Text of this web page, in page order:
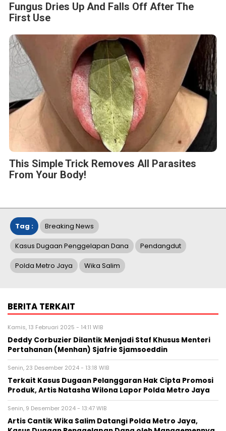
Fungus Dries Up And Falls Off After The
First Use
This Simple Trick Removes All Parasites
From Your Body!
Tag : Breaking News
Kasus Dugaan Penggelapan Dana Pendangdut
Polda Metro Jaya Wika Salim
BERITA TERKAIT
Kamis, 13 Februari 2025 - 14:11 WIB
Deddy Corbuzier Dilantik Menjadi Staf Khusus Menteri
Pertahanan (Menhan) Sjafrie Sjamsoeddin
Senin, 23 Desember 2024 - 13:18 WIB
Terkait Kasus Dugaan Pelanggaran Hak Cipta Promosi
Produk, Artis Natasha Wilona Lapor Polda Metro Jaya
Senin, 9 Desember 2024 - 13:47 WIB
Artis Cantik Wika Salim Datangi Polda Metro Jaya,